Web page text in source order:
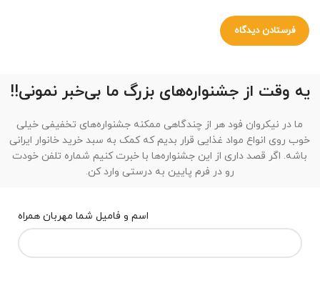
یه وقت از جشنواره‌های بزرگ ما بی‌خبر نمونی!!
ما در نیکروان فود هر از چندگاهی ممکنه جشنواره‌های تخفیفی خیلی
خوب روی انواع مواد غذایی قرار بدیم که کمک به سبد خرید خانوار ایرانی
باشه. اگر قصد داری از این جشنواره‌ها با خبرت کنیم شماره تلفن خودت
رو در فرم پایین به درستی وارد کن.
اسم و فامیل شما مهربان همراه